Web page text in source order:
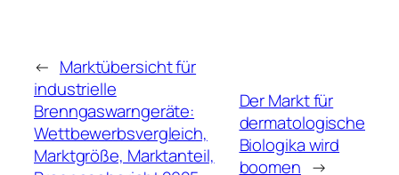
← Marktübersicht für
industrielle
Brenngaswarngeräte:
Wettbewerbsvergleich,
Marktgröße, Marktanteil,
Der Markt für
dermatologische
Biologika wird
boomen →